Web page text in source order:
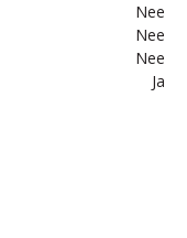
Nee
Nee
Nee
Ja